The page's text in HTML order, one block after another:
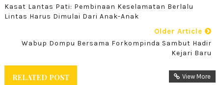
Kasat Lantas Pati: Pembinaan Keselamatan Berlalu
Lintas Harus Dimulai Dari Anak-Anak
Older Article
Wabup Dompu Bersama Forkompinda Sambut Hadir
Kejari Baru
RELATED POST View More